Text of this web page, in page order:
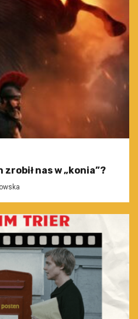
nas w „konia”?